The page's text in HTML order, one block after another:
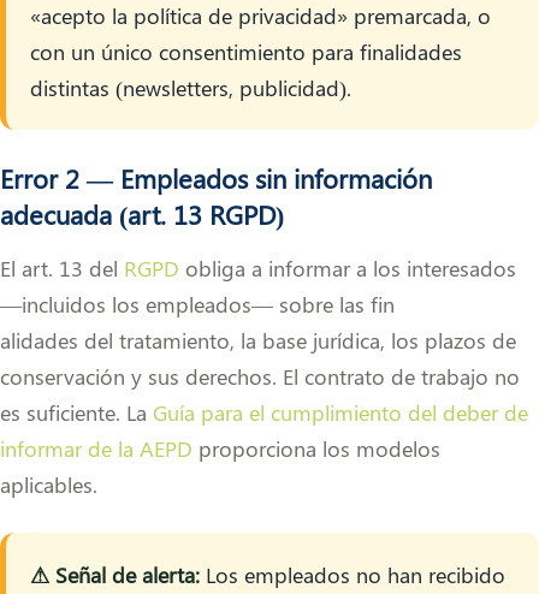
«acepto la política de privacidad» premarcada, o
con un único consentimiento para finalidades
distintas (newsletters, publicidad).
Error 2 — Empleados sin información
adecuada (art. 13 RGPD)
El art. 13 del RGPD obliga a informar a los interesados
—incluidos los empleados— sobre las fin
alidades del tratamiento, la base jurídica, los plazos de
conservación y sus derechos. El contrato de trabajo no
es suficiente. La Guía para el cumplimiento del deber de
informar de la AEPD proporciona los modelos
aplicables.
⚠ Señal de alerta: Los empleados no han recibido